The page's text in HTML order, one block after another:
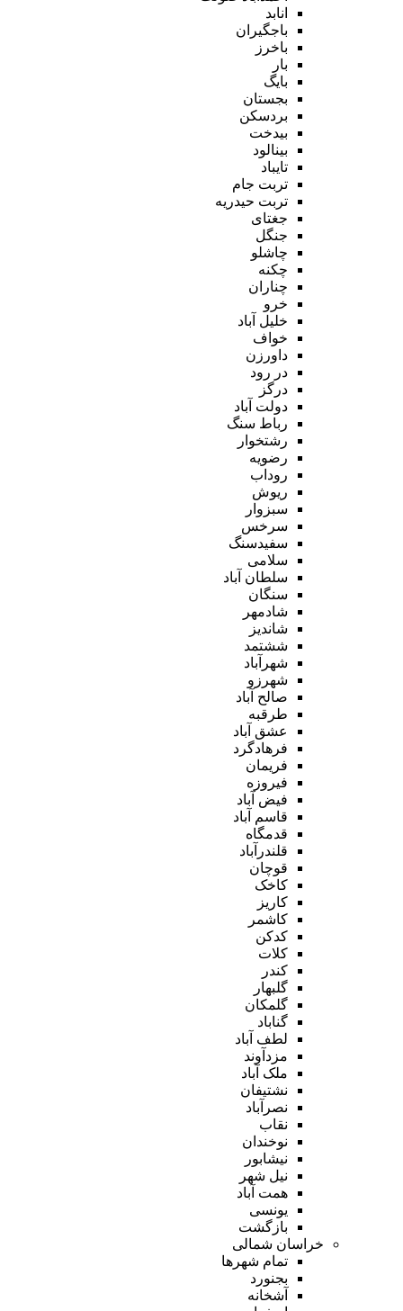
انابد
باجگیران
باخرز
بار
بایگ
بجستان
بردسکن
بیدخت
بینالود
تایباد
تربت جام
تربت حیدریه
جغتای
جنگل
چاشلو
چکنه
چناران
خرو
خلیل آباد
خواف
داورزن
در رود
درگز
دولت آباد
رباط سنگ
رشتخوار
رضویه
روداب
ریوش
سبزوار
سرخس
سفیدسنگ
سلامی
سلطان آباد
سنگان
شادمهر
شاندیز
ششتمد
شهرآباد
شهرزو
صالح آباد
طرقبه
عشق آباد
فرهادگرد
فریمان
فیروزه
فیض آباد
قاسم آباد
قدمگاه
قلندرآباد
قوچان
کاخک
کاریز
کاشمر
کدکن
کلات
کندر
گلبهار
گلمکان
گناباد
لطف آباد
مزدآوند
ملک آباد
نشتیفان
نصرآباد
نقاب
نوخندان
نیشابور
نیل شهر
همت آباد
یونسی
بازگشت
خراسان شمالی
تمام شهر‌ها
بجنورد
آشخانه